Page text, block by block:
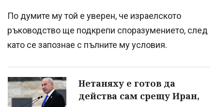
По думите му той е уверен, че израелското
ръководство ще подкрепи споразумението, след
като се запознае с пълните му условия.
Нетаняху е готов да
действа сам срещу Иран,